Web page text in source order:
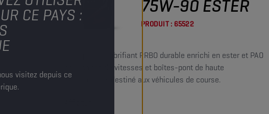
CE PAYS :
visitez depuis ce
75W-90 ESTER
PRODUIT : 65522
Il s’agit d’un lubrifiant RRBO durable enrichi en ester et PAO
pour boîtes de vitesses et boîtes-pont de haute
performance, destiné aux véhicules de course.